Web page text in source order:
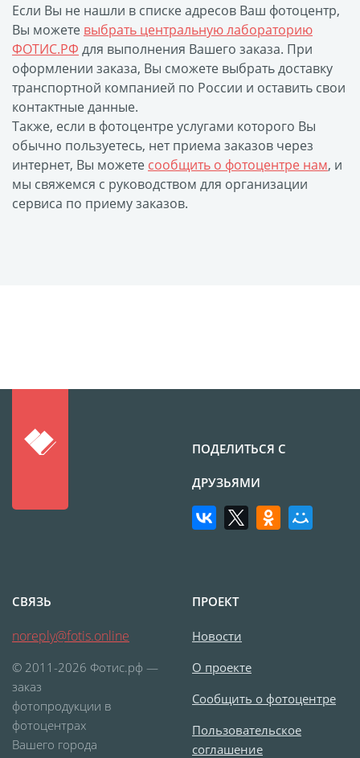
Холст на конкурс
Фотопечать больших
размеров
Портреты в стиле
Картины на холсте
Печать чертежей
Холст настольный с
мольбертом
Металлическая
пластина
Фото на сумке
Фотомагниты
Фото на тарелке
Фото на кружках
Фото на футболках
Фото на бейсболке
Если Вы не нашли в списке адресов Ваш фотоцентр,
Вы можете выбрать центральную лабораторию
ФОТИС.РФ для выполнения Вашего заказа. При
оформлении заказа, Вы сможете выбрать доставку
транспортной компанией по России и оставить свои
контактные данные.
Также, если в фотоцентре услугами которого Вы
обычно пользуетесь, нет приема заказов через
интернет, Вы можете сообщить о фотоцентре нам, и
мы свяжемся с руководством для организации
сервиса по приему заказов.
ПОДЕЛИТЬСЯ С
ДРУЗЬЯМИ
СВЯЗЬ
noreply@fotis.online
© 2011-2026 Фотис.рф —
заказ
фотопродукции в
фотоцентрах
Вашего города
ПРОЕКТ
Новости
О проекте
Сообщить о фотоцентре
Пользовательское
соглашение